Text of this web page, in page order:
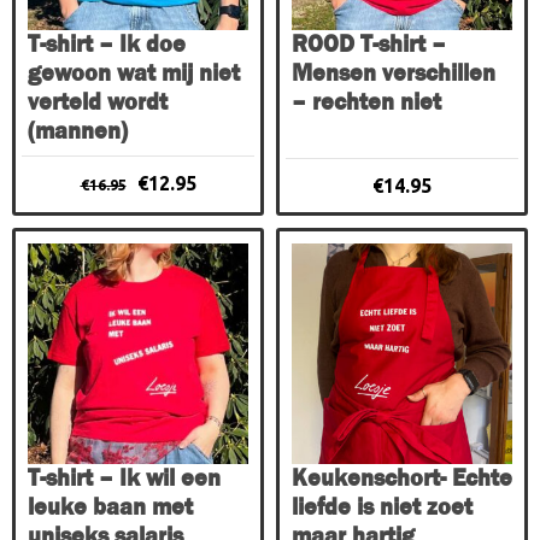
T-shirt – Ik doe
gewoon wat mij niet
verteld wordt
(mannen)
€16.95
Oorspronkelijke
prijs
was:
€16.95.
€12.95Huidige
prijs
is:
€12.95.
kan
gekozen
worden
op
de
productpagina
ROOD T-shirt –
Mensen verschillen
– rechten niet
€14.95
kan
gekozen
worden
op
productpagina
T-shirt – Ik wil een
leuke baan met
Dit
product
heeft
meerdere
variaties.
Deze
optie
kan
gekozen
worden
op
Keukenschort- Echte
liefde is niet zoet